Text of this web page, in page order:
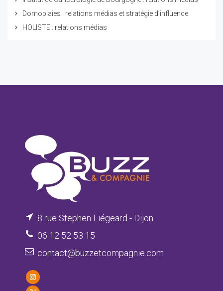
Domoplaies : relations médias et stratégie d’influence
HOLISTE : relations médias
8 rue Stephen Liégeard - Dijon
06 12 52 53 15
contact@buzzetcompagnie.com